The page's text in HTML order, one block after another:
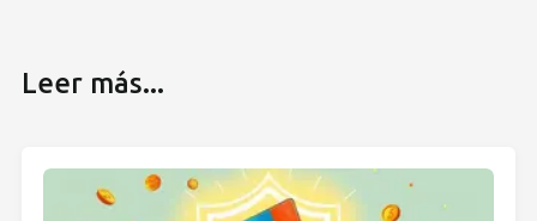
Leer más...